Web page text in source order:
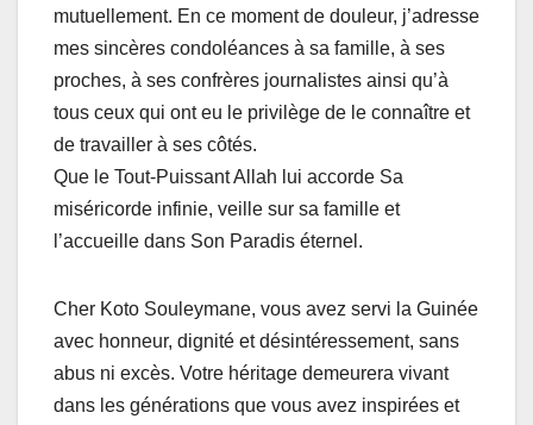
mutuellement. En ce moment de douleur, j’adresse
mes sincères condoléances à sa famille, à ses
proches, à ses confrères journalistes ainsi qu’à
tous ceux qui ont eu le privilège de le connaître et
de travailler à ses côtés.
Que le Tout-Puissant Allah lui accorde Sa
miséricorde infinie, veille sur sa famille et
l’accueille dans Son Paradis éternel.
Cher Koto Souleymane, vous avez servi la Guinée
avec honneur, dignité et désintéressement, sans
abus ni excès. Votre héritage demeurera vivant
dans les générations que vous avez inspirées et